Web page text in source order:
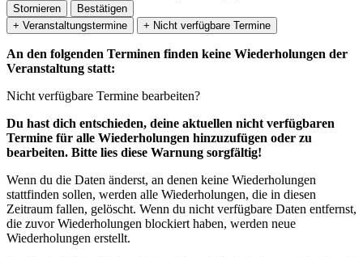
Stornieren
Bestätigen
+ Veranstaltungstermine
+ Nicht verfügbare Termine
An den folgenden Terminen finden keine Wiederholungen der
Veranstaltung statt:
Nicht verfügbare Termine bearbeiten?
Du hast dich entschieden, deine aktuellen nicht verfügbaren
Termine für alle Wiederholungen hinzuzufügen oder zu
bearbeiten. Bitte lies diese Warnung sorgfältig!
Wenn du die Daten änderst, an denen keine Wiederholungen
stattfinden sollen, werden alle Wiederholungen, die in diesen
Zeitraum fallen, gelöscht. Wenn du nicht verfügbare Daten entfernst,
die zuvor Wiederholungen blockiert haben, werden neue
Wiederholungen erstellt.